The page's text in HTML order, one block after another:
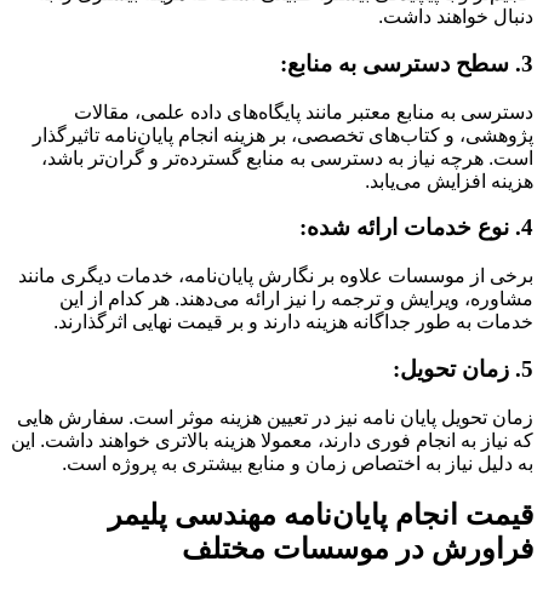
دنبال خواهند داشت.
3. سطح دسترسی به منابع:
دسترسی به منابع معتبر مانند پایگاه‌های داده علمی، مقالات
پژوهشی، و کتاب‌های تخصصی، بر هزینه انجام پایان‌نامه تاثیرگذار
است. هرچه نیاز به دسترسی به منابع گسترده‌تر و گران‌تر باشد،
هزینه افزایش می‌یابد.
4. نوع خدمات ارائه شده:
برخی از موسسات علاوه بر نگارش پایان‌نامه، خدمات دیگری مانند
مشاوره، ویرایش و ترجمه را نیز ارائه می‌دهند. هر کدام از این
خدمات به طور جداگانه هزینه دارند و بر قیمت نهایی اثرگذارند.
5. زمان تحویل:
زمان تحویل پایان نامه نیز در تعیین هزینه موثر است. سفارش هایی
که نیاز به انجام فوری دارند، معمولا هزینه بالاتری خواهند داشت. این
به دلیل نیاز به اختصاص زمان و منابع بیشتری به پروژه است.
قیمت انجام پایان‌نامه مهندسی پلیمر
فراورش در موسسات مختلف